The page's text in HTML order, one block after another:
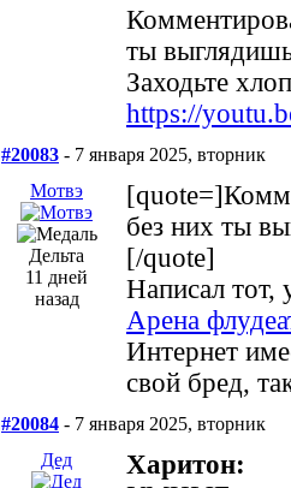
ты
Заходьте
https://
#20083 - 7 января 2025, вторник
Мотвэ
Дельта
11 дней
назад
без них ты
[/quote]
Написал тот,
Арена
Интернет
свой бред,
#20084 - 7 января 2025, вторник
Дед
Харитон: